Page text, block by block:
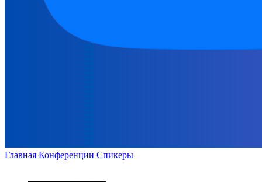
Главная Конференции Спикеры